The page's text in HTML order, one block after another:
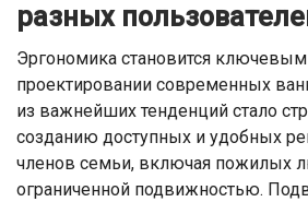
разных
Эргономика становится
проектировании современных
из важнейших тенденций стало
созданию доступных и удобных
членов семьи, включая пожилых
ограниченной подвижностью.